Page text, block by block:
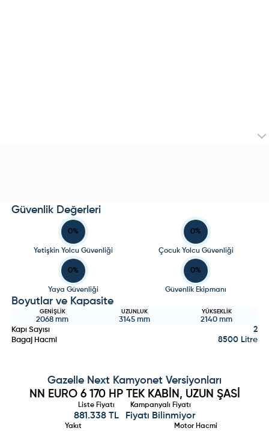
Güvenlik Değerleri
0%
Yetişkin Yolcu Güvenliği
0%
Çocuk Yolcu Güvenliği
0%
Yaya Güvenliği
0%
Güvenlik Ekipmanı
Boyutlar ve Kapasite
GENIŞLIK
2068 mm
UZUNLUK
3145mm
YÜKSEKLIK
2140 mm
Kapı Sayısı
2
Bagaj Hacmi 8500 Litre
Gazelle Next Kamyonet Versiyonları
NN EURO 6 170 HP TEK KABİN, UZUN ŞASİ
Liste Fiyatı
881.338 TL
Kampanyalı Fiyatı
Fiyatı Bilinmiyor
Yakıt Motor Hacmi